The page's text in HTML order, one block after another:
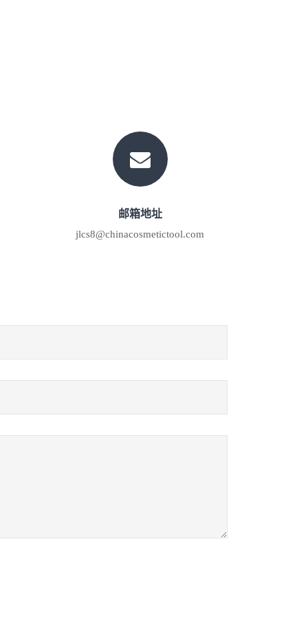
邮箱地址
jlcs8@chinacosmetictool.com